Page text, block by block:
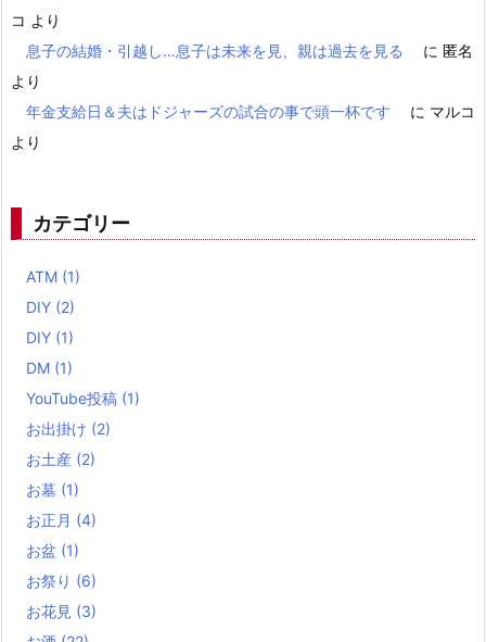
コ より
息子の結婚・引越し…息子は未来を見、親は過去を見る
に 匿名
より
年金支給日＆夫はドジャーズの試合の事で頭一杯です
に マルコ
より
カテゴリー
ATM (1)
DIY (2)
DIY (1)
DM (1)
YouTube投稿 (1)
お出掛け (2)
お土産 (2)
お墓 (1)
お正月 (4)
お盆 (1)
お祭り (6)
お花見 (3)